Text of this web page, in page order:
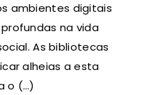
ambientes digitais
na vida
As bibliotecas
alheias a esta
o (…)